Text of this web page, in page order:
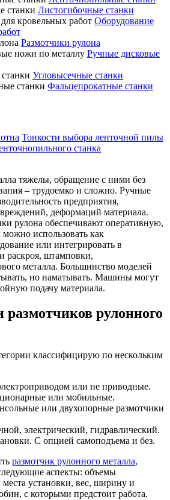
Листогибочные станки
Оборудование
Размотчики рулона
Ручные дисковые
Угловысечные станки
Фальцепрокатные станки
Тонкости выбора ленточной пилы
станка
тяжелы, обращение с ними без
– трудоемко и сложно. Ручные
предприятия,
деформаций материала.
рулона обеспечивают оперативную,
использовать как
или интегрировать в
раскроя, штамповки,
металла. Большинство моделей
но наматывать. Машины могут
подачу материала.
размотчиков рулонного
классифицирую по нескольким
или не приводные.
или мобильные.
или двухопорные размотчики
электрический, гидравлический.
С опцией самоподъема и без.
размотчик рулонного металла,
аспекты: объемы
места установки, вес, ширину и
с которыми предстоит работа.